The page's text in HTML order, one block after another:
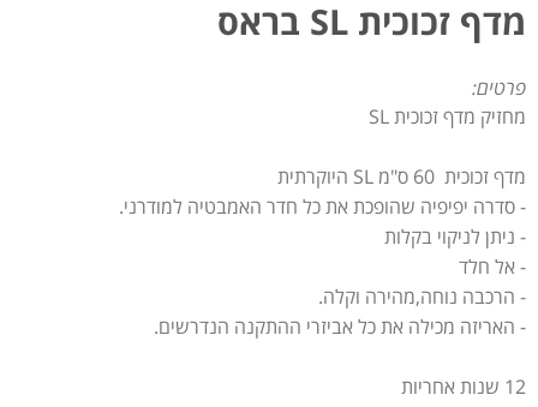
מדף זכוכית SL בראס
פרטים:
מחזיק מדף זכוכית SL
מדף זכוכית 60 ס"מ SL היוקרתית
- סדרה יפיפיה שהופכת את כל חדר האמבטיה למודרני.
- ניתן לניקוי בקלות
- אל חלד
- הרכבה נוחה,מהירה וקלה.
- האריזה מכילה את כל אביזרי ההתקנה הנדרשים.
12 שנות אחריות